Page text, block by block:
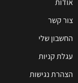
צור קשר
החשבון שלי
עגלת קניות
הצהרת נגישות